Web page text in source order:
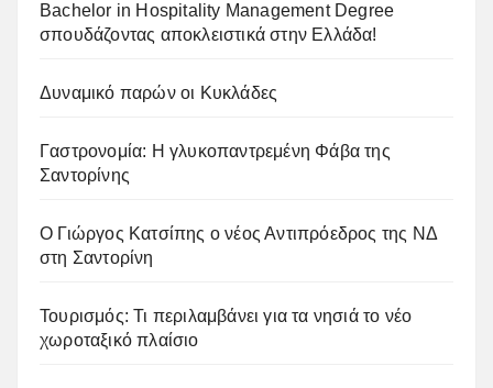
Bachelor in Hospitality Management Degree
σπουδάζοντας αποκλειστικά στην Ελλάδα!
Δυναμικό παρών οι Κυκλάδες
Γαστρονομία: Η γλυκοπαντρεμένη Φάβα της
Σαντορίνης
Ο Γιώργος Κατσίπης ο νέος Αντιπρόεδρος της ΝΔ
στη Σαντορίνη
Τουρισμός: Τι περιλαμβάνει για τα νησιά το νέο
χωροταξικό πλαίσιο